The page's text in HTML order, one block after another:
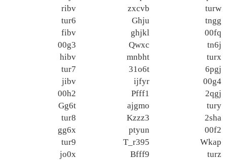
turw
zxcvb
ribv
tngg
Ghju
tur6
00fq
ghjkl
fibv
tn6j
Qwxc
00g3
turx
mnbht
hibv
6pgj
31o6t
tur7
00g4
ijfyr
jibv
2qgj
Pfff1
00h2
tury
ajgmo
Gg6t
2sha
Kzzz3
tur8
00f2
ptyun
gg6x
Wkap
T_r395
tur9
turz
Bfff9
jo0x